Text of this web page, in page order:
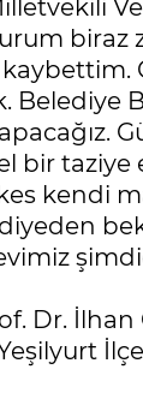
biraz
bir taziye
kendi
Dr.